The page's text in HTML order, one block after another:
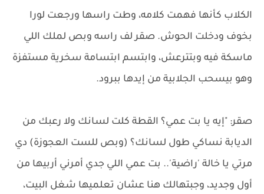
الكلاب كأنها فهمت كلامه، وطت راسها ورجعت لورا
بخوف ودخلت الحوش. صقر لف راسه وبص لملك اللي
ماسكة فيه وبتترعش، وابتسم ابتسامة سخرية مستفزة
وهو بيسحب الجلابية من إيدها ببرود.
صقر: "إيه يا بت عمي؟ القطة كلت لسانك ولا رعبك من
الديابة نساكي طول لسانك؟ (وبص للست العجوزة) دي
مرتي يا خالة 'راضية'.. بت عمي اللي جدي أمرني أربيها من
أول وجديد، وجبتهالك هنا عشان تعلميها شغل البيت،